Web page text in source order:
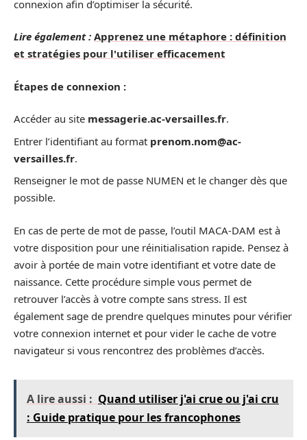
connexion afin d’optimiser la sécurité.
Lire également : Apprenez une métaphore : définition
et stratégies pour l'utiliser efficacement
Étapes de connexion :
Accéder au site messagerie.ac-versailles.fr.
Entrer l’identifiant au format prenom.nom@ac-
versailles.fr.
Renseigner le mot de passe NUMEN et le changer dès que
possible.
En cas de perte de mot de passe, l’outil MACA-DAM est à
votre disposition pour une réinitialisation rapide. Pensez à
avoir à portée de main votre identifiant et votre date de
naissance. Cette procédure simple vous permet de
retrouver l’accès à votre compte sans stress. Il est
également sage de prendre quelques minutes pour vérifier
votre connexion internet et pour vider le cache de votre
navigateur si vous rencontrez des problèmes d’accès.
A lire aussi : Quand utiliser j'ai crue ou j'ai cru
: Guide pratique pour les francophones